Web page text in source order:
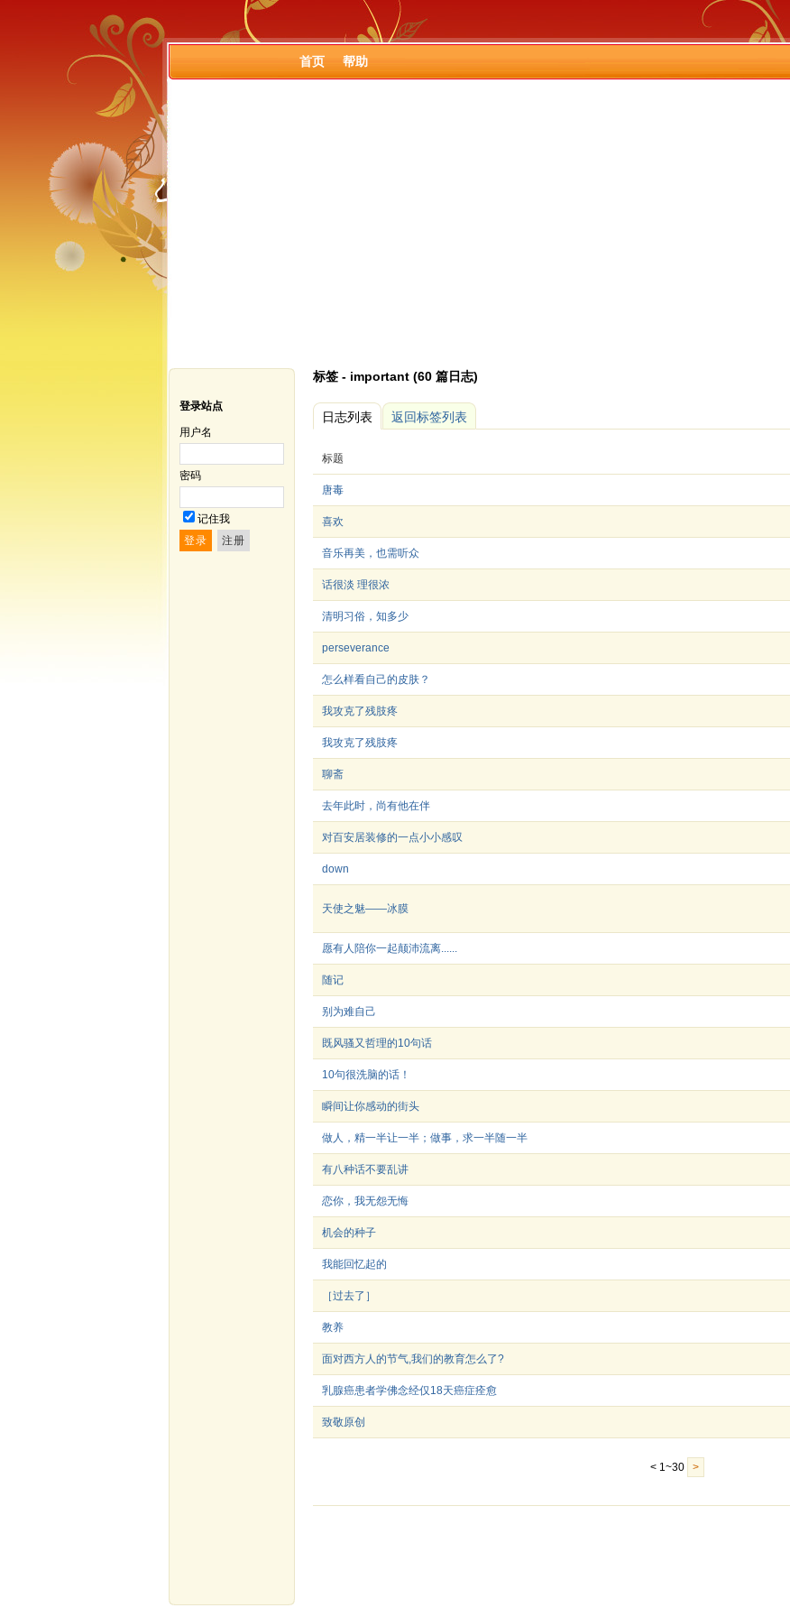
首页 帮助
登录站点
用户名
密码
记住我
标签 - important (60 篇日志)
日志列表 返回标签列表
标题
唐毒
喜欢
音乐再美，也需听众
话很淡 理很浓
清明习俗，知多少
perseverance
怎么样看自己的皮肤？
我攻克了残肢疼
我攻克了残肢疼
聊斋
去年此时，尚有他在伴
对百安居装修的一点小小感叹
down
天使之魅——冰膜
愿有人陪你一起颠沛流离......
随记
别为难自己
既风骚又哲理的10句话
10句很洗脑的话！
瞬间让你感动的街头
做人，精一半让一半；做事，求一半随一半
有八种话不要乱讲
恋你，我无怨无悔
机会的种子
我能回忆起的
［过去了］
教养
面对西方人的节气,我们的教育怎么了?
乳腺癌患者学佛念经仅18天癌症痊愈
致敬原创
< 1~30 >